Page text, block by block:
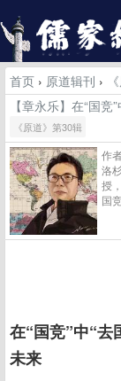
首页 › 原道辑刊 ›
【章永乐】在“国
《原道》第30辑
作
洛
授
国
在“国竞”中“
未来